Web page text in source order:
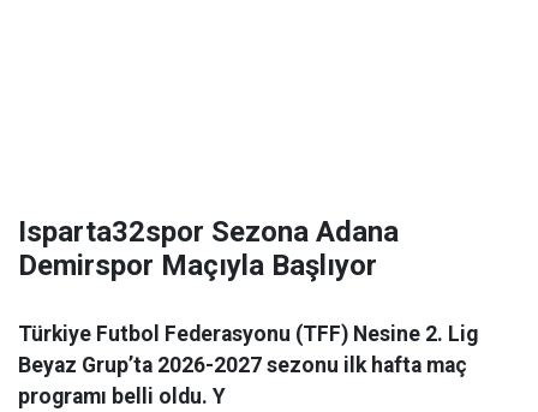
Isparta32spor Sezona Adana
Demirspor Maçıyla Başlıyor
Türkiye Futbol Federasyonu (TFF) Nesine 2. Lig
Beyaz Grup’ta 2026-2027 sezonu ilk hafta maç
programı belli oldu. Y